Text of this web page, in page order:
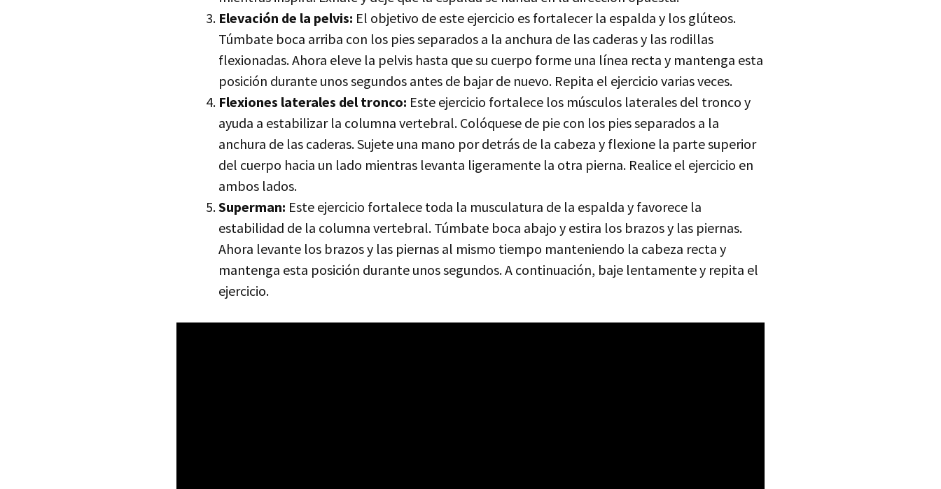
Elevación de la pelvis: El objetivo de este ejercicio es fortalecer la espalda y los glúteos.
Túmbate boca arriba con los pies separados a la anchura de las caderas y las rodillas
flexionadas. Ahora eleve la pelvis hasta que su cuerpo forme una línea recta y mantenga esta
posición durante unos segundos antes de bajar de nuevo. Repita el ejercicio varias veces.
Flexiones laterales del tronco: Este ejercicio fortalece los músculos laterales del tronco y
ayuda a estabilizar la columna vertebral. Colóquese de pie con los pies separados a la
anchura de las caderas. Sujete una mano por detrás de la cabeza y flexione la parte superior
del cuerpo hacia un lado mientras levanta ligeramente la otra pierna. Realice el ejercicio en
ambos lados.
Superman: Este ejercicio fortalece toda la musculatura de la espalda y favorece la
estabilidad de la columna vertebral. Túmbate boca abajo y estira los brazos y las piernas.
Ahora levante los brazos y las piernas al mismo tiempo manteniendo la cabeza recta y
mantenga esta posición durante unos segundos. A continuación, baje lentamente y repita el
ejercicio.